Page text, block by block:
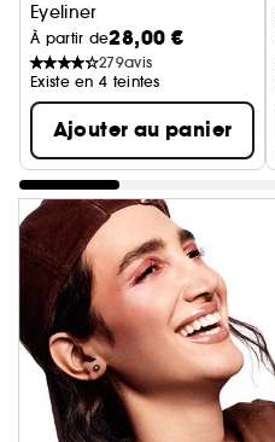
Eyeliner
À partir de28,00 €
279avis
Existe en 4 teintes
Ajouter au panier